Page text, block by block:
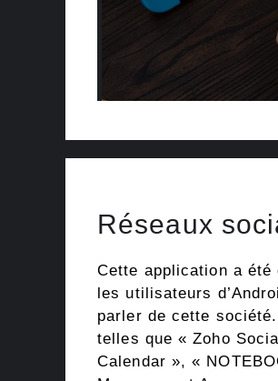
Réseaux
Cette application a été
les utilisateurs
parler de cette
telles que « Zoho
Calendar », «